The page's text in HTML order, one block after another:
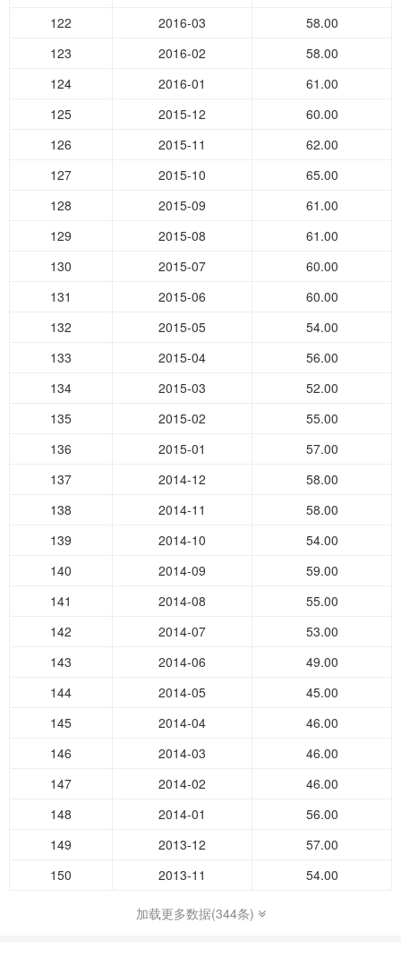
122
2016-03
58.00
123
2016-02
58.00
124
2016-01
61.00
125
2015-12
60.00
126
2015-11
62.00
127
2015-10
65.00
128
2015-09
61.00
129
2015-08
61.00
130
2015-07
60.00
131
2015-06
60.00
132
2015-05
54.00
133
2015-04
56.00
134
2015-03
52.00
135
2015-02
55.00
136
2015-01
57.00
137
2014-12
58.00
138
2014-11
58.00
139
2014-10
54.00
140
2014-09
59.00
141
2014-08
55.00
142
2014-07
53.00
143
2014-06
49.00
144
2014-05
45.00
145
2014-04
46.00
146
2014-03
46.00
147
2014-02
46.00
148
2014-01
56.00
149
2013-12
57.00
150
2013-11 54.00
加载更多数据(344条)